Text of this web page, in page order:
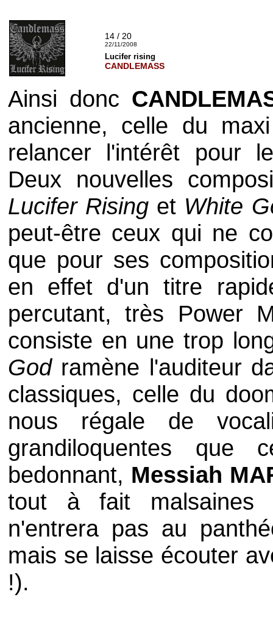
14 / 20
22/11/2008
Lucifer rising
CANDLEMASS
Ainsi donc
ancienne, celle du
relancer l'intérêt pour
Deux nouvelles
Lucifer Rising et White
peut-être ceux qui ne
que pour ses
en effet d'un titre
percutant, très Power
consiste en une trop
God ramène l'auditeur
classiques, celle du
nous régale de
grandiloquentes que
bedonnant, Messiah
tout à fait malsaines
n'entrera pas au
mais se laisse écouter
!).